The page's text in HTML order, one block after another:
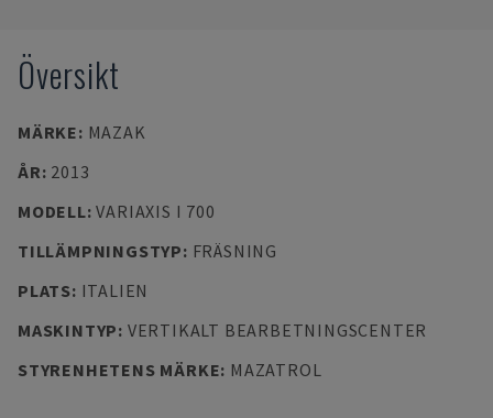
Översikt
MÄRKE: MAZAK
ÅR: 2013
MODELL:VARIAXIS I 700
TILLÄMPNINGSTYP: FRÄSNING
PLATS: ITALIEN
MASKINTYP: VERTIKALT BEARBETNINGSCENTER
STYRENHETENS MÄRKE: MAZATROL